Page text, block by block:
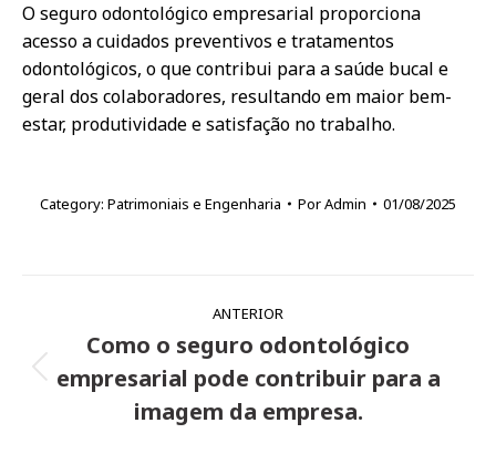
O seguro odontológico empresarial proporciona
acesso a cuidados preventivos e tratamentos
odontológicos, o que contribui para a saúde bucal e
geral dos colaboradores, resultando em maior bem-
estar, produtividade e satisfação no trabalho.
Category: Patrimoniais e Engenharia PorAdmin 01/08/2025
post:
ANTERIOR
Post
anterior:
Como o seguro odontológico
empresarial pode contribuir para a
imagem da empresa.